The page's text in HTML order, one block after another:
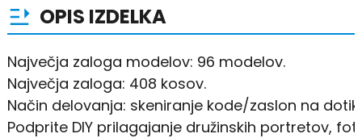
OPIS IZDELKA
Največja zaloga modelov: 96 modelov.
Največja zaloga: 408 kosov.
Način delovanja: skeniranje kode/zaslon na dotik.
Podprite DIY prilagajanje družinskih portretov,